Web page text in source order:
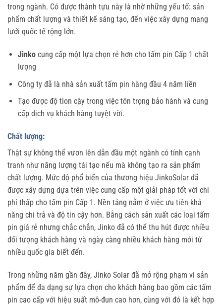
trong ngành. Có được thành tựu này là nhờ những yếu tố: sản
phẩm chất lượng và thiết kế sáng tạo, đến việc xây dựng mạng
lưới quốc tế rộng lớn.
Jinkocung cấp một lựa chọn rẻ hơn cho tấm pin Cấp 1 chất
lượng
Công ty đã là nhà sản xuất tấm pin hàng đầu 4 năm liền
Tạo được độ tion cậy trong việc tôn trọng bảo hành và cung
cấp dịch vụ khách hàng tuyệt vời.
Chất lượng:
Thật sự không thể vươn lên dẫn đầu một ngành có tính cạnh
tranh như năng lượng tái tạo nếu mà không tạo ra sản phẩm
chất lượng. Mức độ phổ biến của thương hiệu JinkoSolar đã
được xây dựng dựa trên việc cung cấp một giải pháp tốt với chi
phí thấp cho tấm pin Cấp 1. Nền tảng nằm ở việc ưu tiên khả
năng chi trả và độ tin cậy hơn. Bằng cách sản xuất các loại tấm
pin giá rẻ nhưng chắc chắn, Jinko đã có thể thu hút được nhiều
đối tượng khách hàng và ngày càng nhiều khách hàng mới từ
nhiều quốc gia biết đến.
Trong những năm gần đây, Jinko Solar đã mở rộng phạm vi sản
phẩm để đa dạng sự lựa chọn cho khách hàng bao gồm các tấm
pin cao cấp với hiệu suất mô-đun cao hơn, cùng với đó là kết hợp